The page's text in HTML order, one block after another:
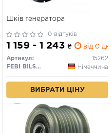
Шків генератора
0 відгуків
1 159 - 1 243 ₴ від 0 дн.
Артикул:
15262
FEBI BILSTEIN
Німеччина
ВИБРАТИ ЦІНУ